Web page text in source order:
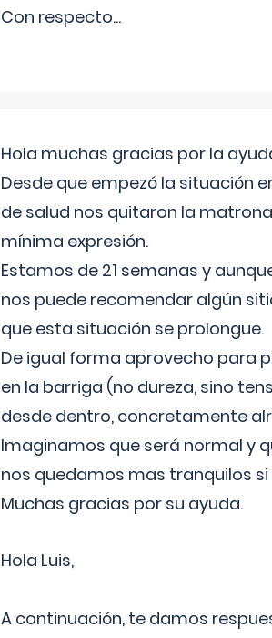
Con respecto...
Hola muchas gracias por la
Desde que empezó la situación
de salud nos quitaron la
mínima expresión.
Estamos de 21 semanas y
nos puede recomendar algún
que esta situación se prolongue.
De igual forma aprovecho para
en la barriga (no dureza, sino
desde dentro, concretamente
Imaginamos que será normal y
nos quedamos mas tranquilos
Muchas gracias por su ayuda.
Hola Luis,
A continuación, te damos